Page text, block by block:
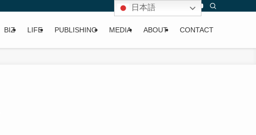
BIZ LIFE PUBLISHING MEDIA ABOUT CONTACT
日本語